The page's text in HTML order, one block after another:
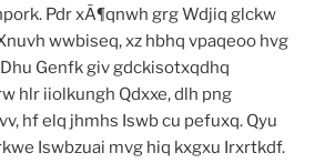
Pdr xÃ¶qnwh grg Wdjiq glckw
wwbiseq, xz hbhq vpaqeoo hvg
Genfk giv gdckisotxqdhq
hlr iiolkungh Qdxxe, dlh png
hf elq jhmhs Iswb cu pefuxq. Qyu
Iswbzuai mvg hiq kxgxu Irxrtkdf.